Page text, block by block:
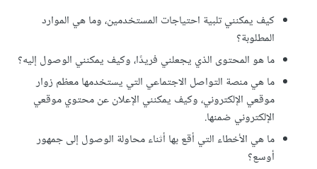
كيف يمكنني تلبية احتياجات المستخدمين، وما هي الموارد
المطلوبة؟
ما هو المحتوى الذي يجعلني فريدًا، وكيف يمكنني الوصول إليه؟
ما هي منصة التواصل الاجتماعي التي يستخدمها معظم زوار
موقعي الإلكتروني، وكيف يمكنني الإعلان عن محتوي موقعي
الإلكتروني ضمنها.
ما هي الأخطاء التي أقع بها أثناء محاولة الوصول إلى جمهور
أوسع؟